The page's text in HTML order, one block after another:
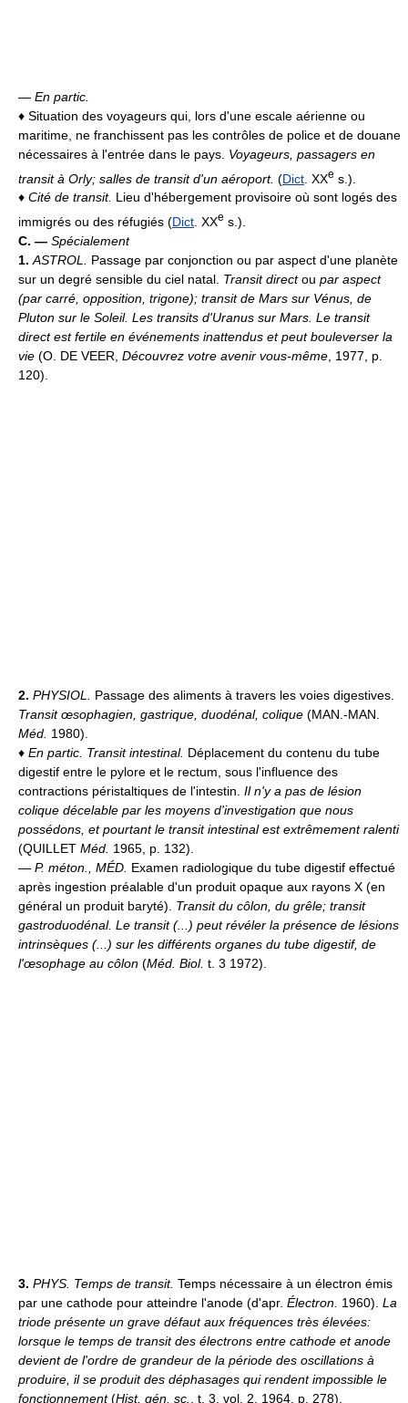
— En partic.
♦ Situation des voyageurs qui, lors d'une escale aérienne ou
maritime, ne franchissent pas les contrôles de police et de douane
nécessaires à l'entrée dans le pays. Voyageurs, passagers en
transit à Orly; salles de transit d'un aéroport. (Dict . XXe s.).
♦ Cité de transit. Lieu d'hébergement provisoire où sont logés des
immigrés ou des réfugiés (Dict . XXe s.).
C. — Spécialement
1. ASTROL. Passage par conjonction ou par aspect d'une planète
sur un degré sensible du ciel natal. Transit directou par aspect
(par carré, opposition, trigone); transit de Mars sur Vénus, de
Pluton sur le Soleil. Les transits d'Uranus sur Mars. Le transit
direct est fertile en événements inattendus et peut bouleverser la
vie (O. DE VEER, Découvrez votre avenir vous-même , 1977, p.
120).
2. PHYSIOL. Passage des aliments à travers les voies digestives.
Transit œsophagien, gastrique, duodénal, colique (MAN.-MAN.
Méd. 1980).
♦ En partic. Transit intestinal. Déplacement du contenu du tube
digestif entre le pylore et le rectum, sous l'influence des
contractions péristaltiques de l'intestin. Il n'y a pas de lésion
colique décelable par les moyens d'investigation que nous
possédons, et pourtant le transit intestinal est extrêmement ralenti
(QUILLET Méd. 1965, p. 132).
— P. méton., MÉD. Examen radiologique du tube digestif effectué
après ingestion préalable d'un produit opaque aux rayons X (en
général un produit baryté). Transit du côlon, du grêle; transit
gastroduodénal. Le transit (...) peut révéler la présence de lésions
intrinsèques (...) sur les différents organes du tube digestif, de
l'œsophage au côlon (Méd. Biol. t. 3 1972).
3. PHYS. Temps de transit. Temps nécessaire à un électron émis
par une cathode pour atteindre l'anode (d'apr. Électron. 1960). La
triode présente un grave défaut aux fréquences très élevées:
lorsque le temps de transit des électrons entre cathode et anode
devient de l'ordre de grandeur de la période des oscillations à
produire, il se produit des déphasages qui rendent impossible le
fonctionnement(Hist. gén. sc. , t. 3, vol. 2, 1964, p. 278).